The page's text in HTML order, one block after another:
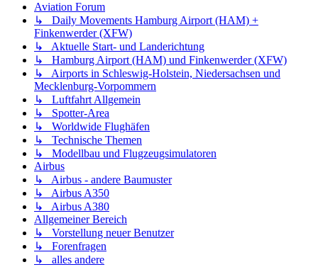
Aviation Forum
↳ Daily Movements Hamburg Airport (HAM) +
Finkenwerder (XFW)
↳ Aktuelle Start- und Landerichtung
↳ Hamburg Airport (HAM) und Finkenwerder (XFW)
↳ Airports in Schleswig-Holstein, Niedersachsen und
Mecklenburg-Vorpommern
↳ Luftfahrt Allgemein
↳ Spotter-Area
↳ Worldwide Flughäfen
↳ Technische Themen
↳ Modellbau und Flugzeugsimulatoren
Airbus
↳ Airbus - andere Baumuster
↳ Airbus A350
↳ Airbus A380
Allgemeiner Bereich
↳ Vorstellung neuer Benutzer
↳ Forenfragen
↳ alles andere